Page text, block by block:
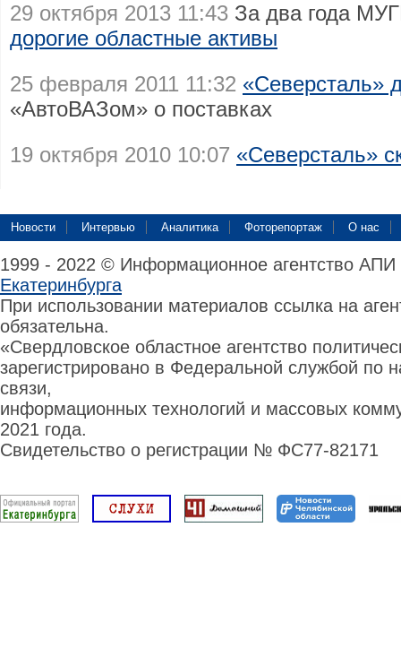
29 октября 2013 11:43 За два года
дорогие областные активы
25 февраля 2011 11:32 «Северсталь»
«АвтоВАЗом» о поставках
19 октября 2010 10:07 «Северсталь»
Новости Интервью Аналитика Фоторепортаж О нас
1999 - 2022 © Информационное агентство
Екатеринбурга
При использовании материалов ссылка на
обязательна.
«Свердловское областное агентство
зарегистрировано в Федеральной службой по
связи,
информационных технологий и массовых
2021 года.
Свидетельство о регистрации № ФС77-82171